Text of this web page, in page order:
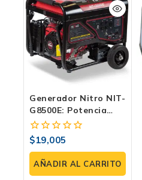
Generador Nitro NIT-
G8500E: Potencia
Ininterrumpida De
8000W Con Motor De
Alta Capacidad.
0
fuera
de
5
$19,005
AÑADIR AL CARRITO